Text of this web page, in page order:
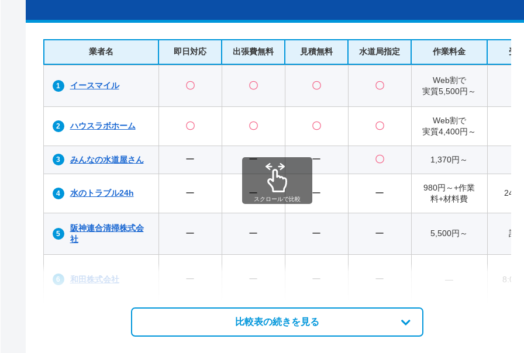
業者名 即日対応 出張費無料 見積無料 水道局指定 作業料金 受
イースマイル 〇 〇 〇 〇
Web割で
実質5,500円～
ハウスラボホーム 〇 〇 〇 〇
Web割で
実質4,400円～
みんなの水道屋さん ー ー ー 〇 1,370円～
水のトラブル24h ー ー ー ー
980円～+作業
料+材料費
24時
阪神連合清掃株式会
社
ー ー ー ー 5,500円～ 記
和田株式会社 ー ー ー ー ― 8:00
スクロールで比較
比較表の続きを見る